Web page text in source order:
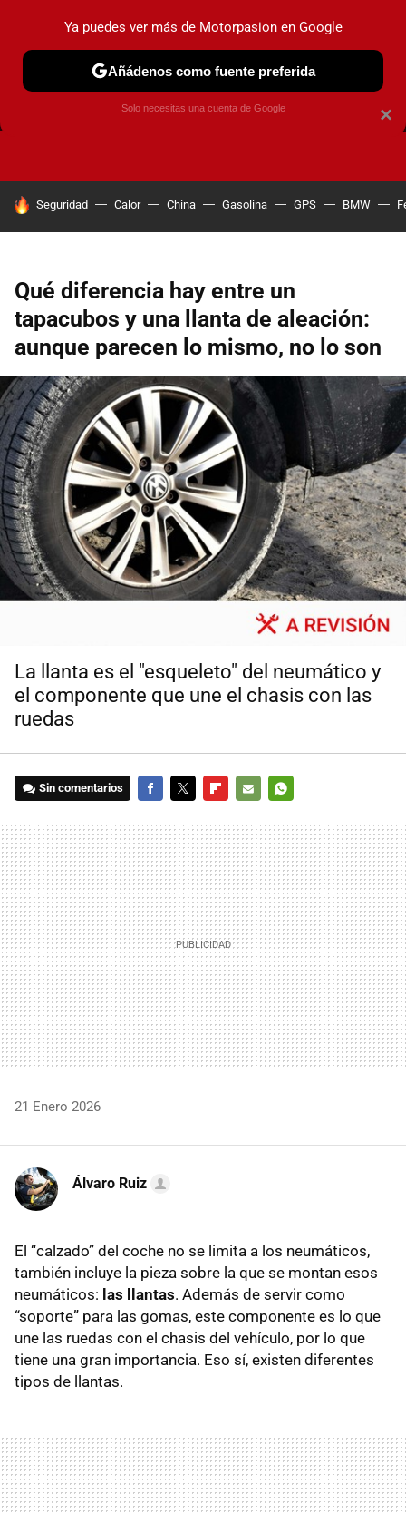
CAMBIO DE ACEITE AIRE ACONDICIONADO
HOY SE HABLA DE
Seguridad Calor China Gasolina GPS BMW
Qué diferencia hay entre un
tapacubos y una llanta de aleación:
aunque parecen lo mismo, no lo son
La llanta es el "esqueleto" del neumático y
el componente que une el chasis con las
ruedas
Sin comentarios
MAIL
21 Enero 2026
Álvaro Ruiz
El “calzado” del coche no se limita a los neumáticos,
también incluye la pieza sobre la que se montan esos
neumáticos: las llantas. Además de servir como
“soporte” para las gomas, este componente es lo que
une las ruedas con el chasis del vehículo, por lo que
tiene una gran importancia. Eso sí, existen diferentes
tipos de llantas.
×
Ya puedes ver más de Motorpasion en Google
Añádenos como fuente preferida
Solo necesitas una cuenta de Google